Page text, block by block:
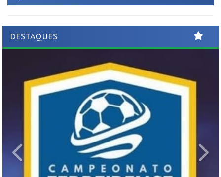
DESTAQUES